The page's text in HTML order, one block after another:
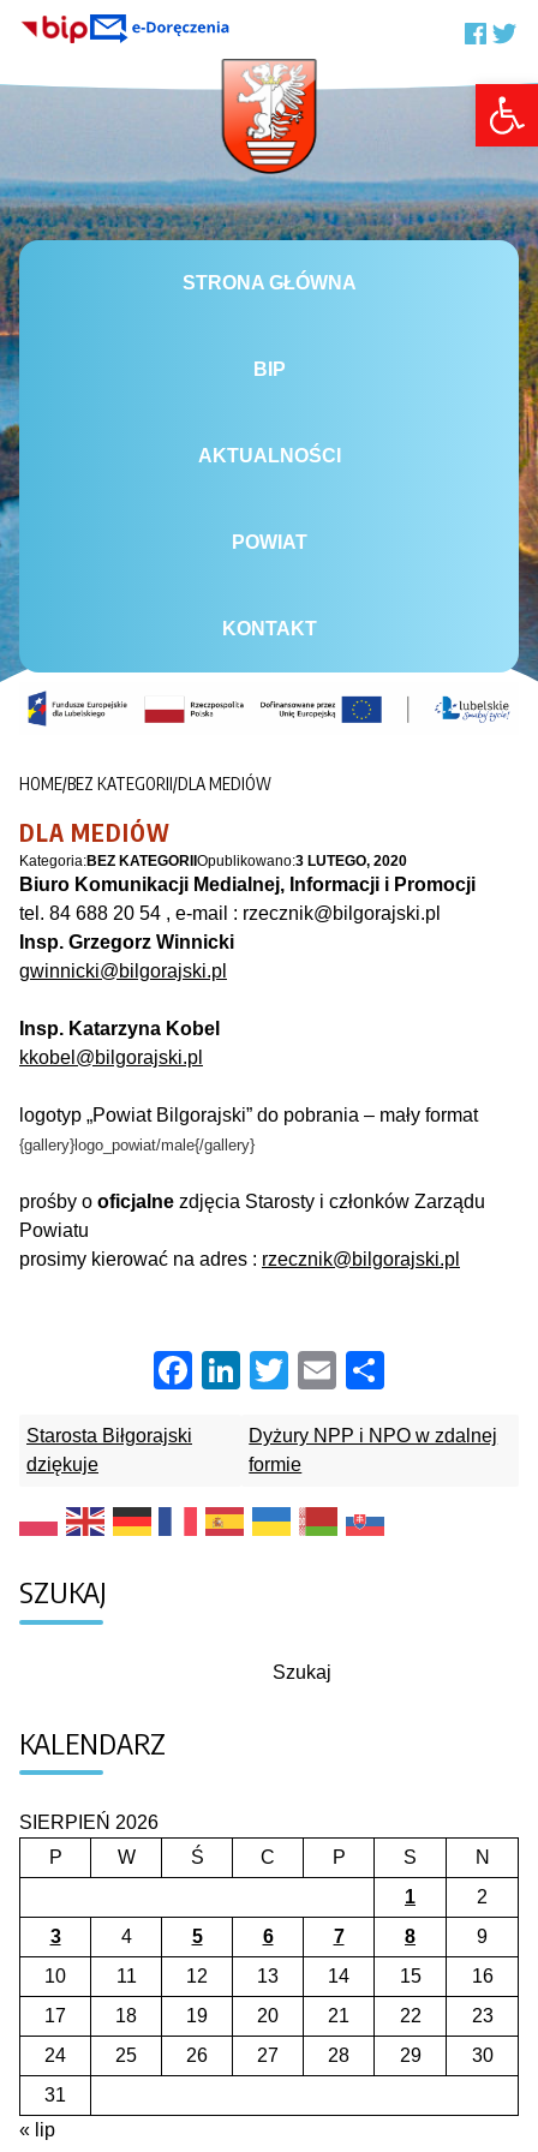
STRONA GŁÓWNA
BIP
AKTUALNOŚCI
POWIAT
KONTAKT
HOME/BEZ KATEGORII/DLA MEDIÓW
DLA MEDIÓW
Kategoria:BEZ KATEGORII Opublikowano:3 LUTEGO, 2020
Biuro Komunikacji Medialnej, Informacji i Promocji
tel. 84 688 20 54 , e-mail : rzecznik@bilgorajski.pl
Insp. Grzegorz Winnicki
gwinnicki@bilgorajski.pl
Insp. Katarzyna Kobel
kkobel@bilgorajski.pl
logotyp „Powiat Bilgorajski” do pobrania – mały format
{gallery}logo_powiat/male{/gallery}
prośby o oficjalne zdjęcia Starosty i członków Zarządu
Powiatu
prosimy kierować na adres : rzecznik@bilgorajski.pl
Facebook
LinkedIn
TwitterEmail
Starosta Biłgorajski
dziękuje
Dyżury NPP i NPO w zdalnej
formie
SZUKAJ
Szukaj
KALENDARZ
SIERPIEŃ 2026
P
W Ś C P S
N
1
2
3
4 5 6 7 8
9
10
11 12 13 14 15
16
17
18 19 20 21 22
23
24
25 26 27 28 29
30
31
« lip